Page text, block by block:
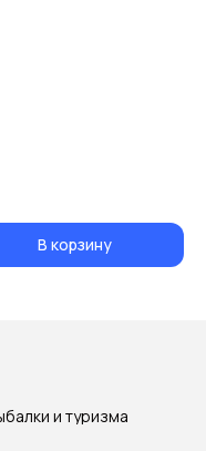
В корзину
и туризма